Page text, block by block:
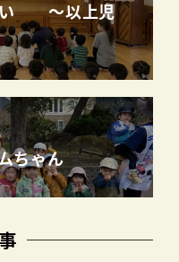
い ～以上児
ちゃん